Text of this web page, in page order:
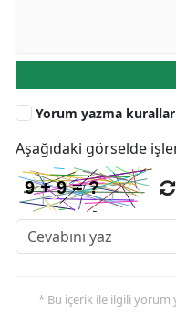
Yorum yazma
Aşağıdaki görselde
* Bu içerik ile ilgili yorum